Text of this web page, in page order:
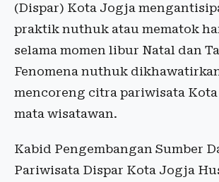
(Dispar) Kota Jogja
praktik nuthuk atau mematok
selama momen libur Natal dan
Fenomena nuthuk
mencoreng citra pariwisata
mata wisatawan.
Kabid Pengembangan Sumber
Pariwisata Dispar Kota Jogja